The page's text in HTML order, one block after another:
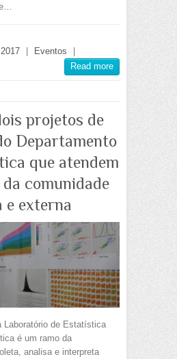
| Eventos
|
Read more
projetos de
Departamento
que atendem
comunidade
e externa
Laboratório de Estatística
é um ramo da
analisa e interpreta